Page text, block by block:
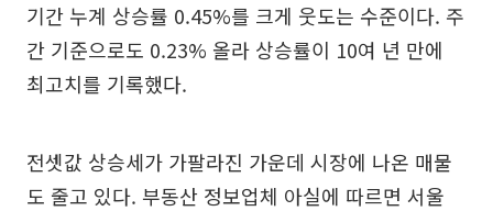
기간 누계 상승률 0.45%를 크게 웃도는 수준이다. 주
간 기준으로도 0.23% 올라 상승률이 10여 년 만에
최고치를 기록했다.
전셋값 상승세가 가팔라진 가운데 시장에 나온 매물
도 줄고 있다. 부동산 정보업체 아실에 따르면 서울